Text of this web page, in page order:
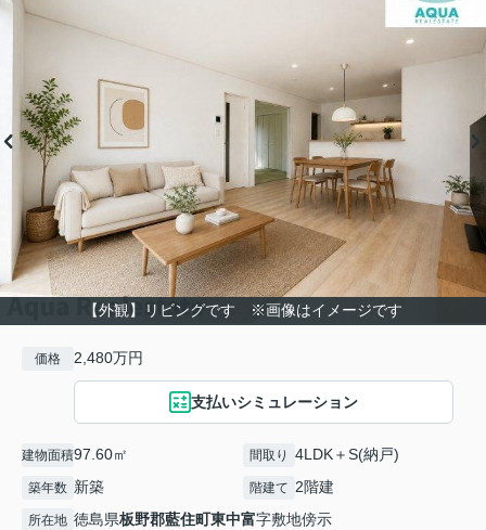
【外観】リビングです ※画像はイメージです
価格 2,480万円
支払いシミュレーション
建物面積97.60㎡ 間取り 4LDK＋S(納戸)
築年数 新築 階建て 2階建
所在地 徳島県板野郡藍住町東中富字敷地傍示